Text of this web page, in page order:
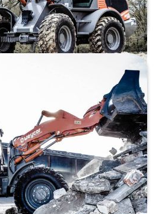
Weycor AR560
3.6 L4 (95 kW)
V
5739 kg